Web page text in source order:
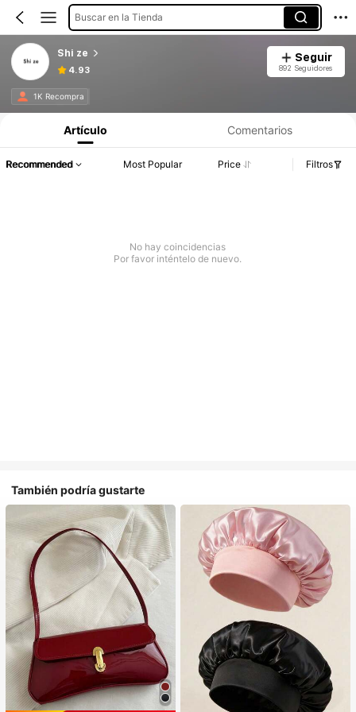
Buscar en la Tienda
Shi ze
4.93
Seguir
892 Seguidores
1K Recompra
Artículo Comentarios
Recommended Most Popular Price Filtros
No hay coincidencias
Por favor inténtelo de nuevo.
También podría gustarte